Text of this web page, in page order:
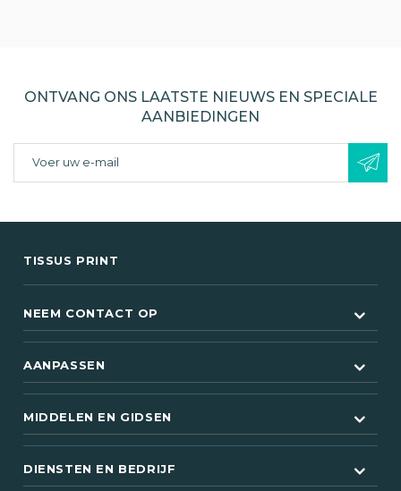
ONTVANG ONS LAATSTE NIEUWS EN SPECIALE
AANBIEDINGEN
TISSUS PRINT
NEEM CONTACT OP
AANPASSEN
MIDDELEN EN GIDSEN
DIENSTEN EN BEDRIJF